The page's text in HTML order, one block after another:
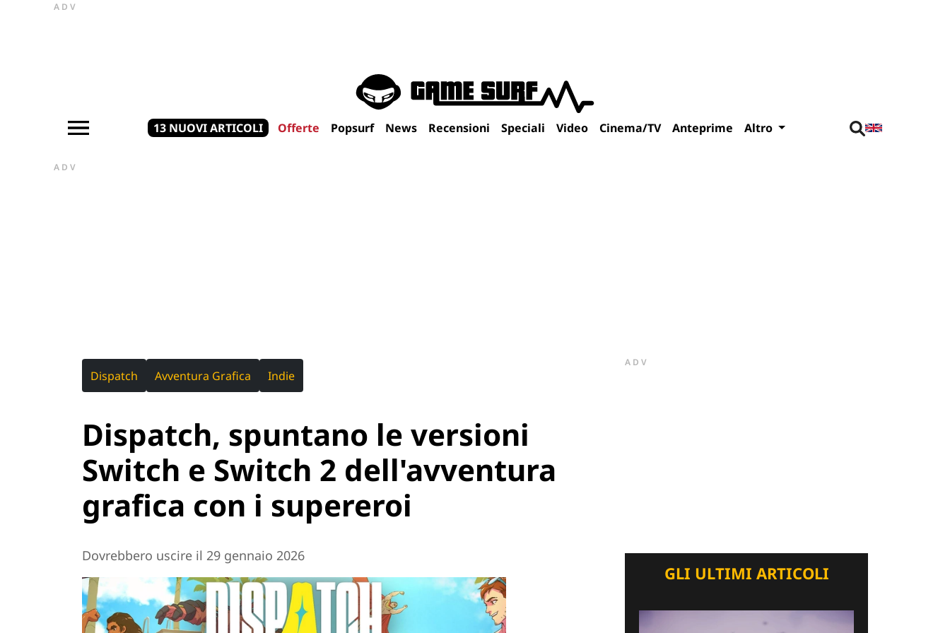
ADV
13 NUOVI ARTICOLI Offerte Popsurf News Recensioni Speciali Video Cinema/TV Anteprime Altro
ADV
Dispatch Avventura Grafica Indie
Dispatch, spuntano le versioni
Switch e Switch 2 dell'avventura
grafica con i supereroi
Dovrebbero uscire il 29 gennaio 2026
ADV
GLI ULTIMI ARTICOLI